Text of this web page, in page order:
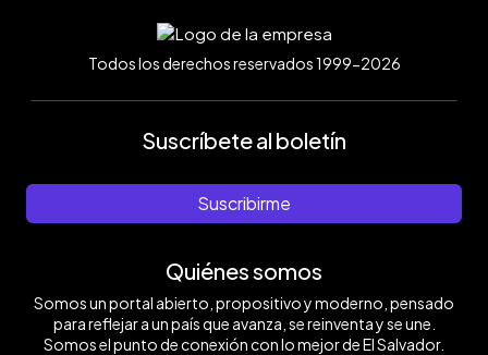
Todos los derechos reservados 1999-2026
Suscríbete al boletín
Suscribirme
Quiénes somos
Somos un portal abierto, propositivo y moderno, pensado
para reflejar a un país que avanza, se reinventa y se une.
Somos el punto de conexión con lo mejor de El Salvador.